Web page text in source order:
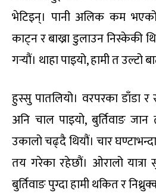
भेटिइन्। पानी अलिक कम
काट्न र बाख्रा डुलाउन निस्केकी
गर्‍यौं। थाहा पाइयो, हामी त उल्टो
हुस्सु पातलियो। वरपरका डाँडा र
अनि चाल पाइयो, बुर्तिवाङ जान
उकालो चढ्दै थियौं। चार
तय गरेका रहेछौं। ओरालो
बुर्तिवाङ पुग्दा हामी थकित र